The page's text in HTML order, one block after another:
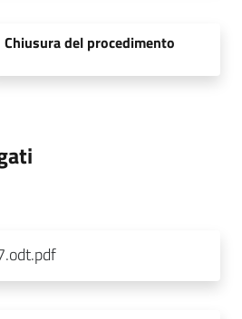
Chiusura del procedimento